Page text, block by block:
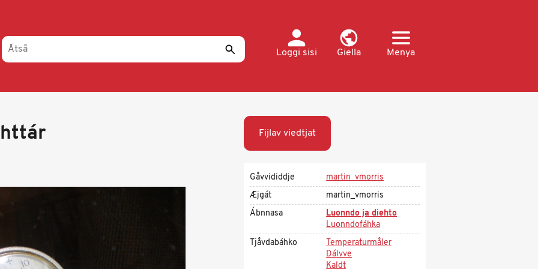
Loggi sisi
Giella Menya
Fijlav viedtjat
Gåvvididdje
martin_vmorris
Æjgát
martin_vmorris
Ábnnasa
Luonndo ja diehto
Luonndofáhka
Tjåvdabáhko
Temperaturmåler
Dálvve
Kaldt